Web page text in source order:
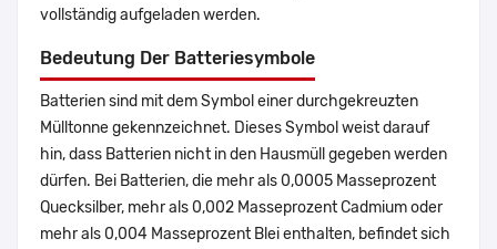
vollständig aufgeladen werden.
Bedeutung Der Batteriesymbole
Batterien sind mit dem Symbol einer durchgekreuzten
Mülltonne gekennzeichnet. Dieses Symbol weist darauf
hin, dass Batterien nicht in den Hausmüll gegeben werden
dürfen. Bei Batterien, die mehr als 0,0005 Masseprozent
Quecksilber, mehr als 0,002 Masseprozent Cadmium oder
mehr als 0,004 Masseprozent Blei enthalten, befindet sich